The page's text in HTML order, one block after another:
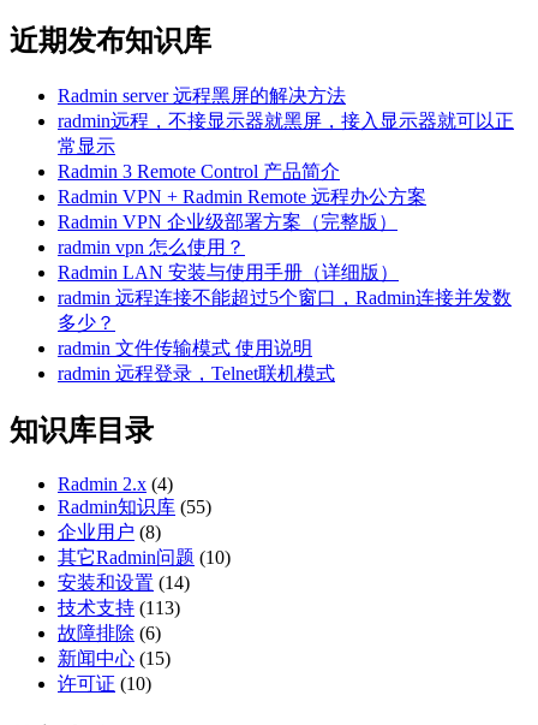
近期发布知识库
Radmin server 远程黑屏的解决方法
radmin远程，不接显示器就黑屏，接入显示器就可以正
常显示
Radmin 3 Remote Control 产品简介
Radmin VPN + Radmin Remote 远程办公方案
Radmin VPN 企业级部署方案（完整版）
radmin vpn 怎么使用？
Radmin LAN 安装与使用手册（详细版）
radmin 远程连接不能超过5个窗口，Radmin连接并发数
多少？
radmin 文件传输模式 使用说明
radmin 远程登录，Telnet联机模式
知识库目录
Radmin 2.x (4)
Radmin知识库 (55)
企业用户 (8)
其它Radmin问题 (10)
安装和设置 (14)
技术支持 (113)
故障排除 (6)
新闻中心 (15)
许可证 (10)